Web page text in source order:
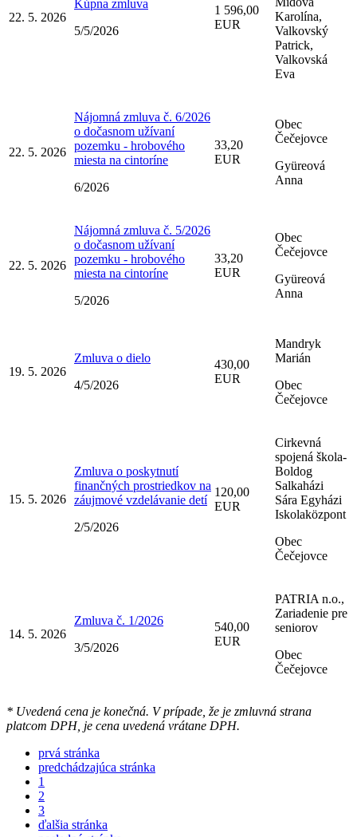
22. 5. 2026
Kúpna zmluva
5/5/2026
1 596,00
EUR
Karolína,
Valkovský
Patrick,
Valkovská
Eva
22. 5. 2026
Nájomná zmluva č. 6/2026
o dočasnom užívaní
pozemku - hrobového
miesta na cintoríne
6/2026
33,20
EUR
Obec
Čečejovce
Gyüreová
Anna
22. 5. 2026
Nájomná zmluva č. 5/2026
o dočasnom užívaní
pozemku - hrobového
miesta na cintoríne
5/2026
33,20
EUR
Obec
Čečejovce
Gyüreová
Anna
19. 5. 2026
Zmluva o dielo
4/5/2026
430,00
EUR
Mandryk
Marián
Obec
Čečejovce
15. 5. 2026
Zmluva o poskytnutí
finančných prostriedkov na
záujmové vzdelávanie detí
2/5/2026
120,00
EUR
Cirkevná
spojená škola-
Boldog
Salkaházi
Sára Egyházi
Iskolaközpont
Obec
Čečejovce
14. 5. 2026
Zmluva č. 1/2026
3/5/2026
540,00
EUR
PATRIA n.o.,
Zariadenie pre
seniorov
Obec
Čečejovce
* Uvedená cena je konečná. V prípade, že je zmluvná strana
platcom DPH, je cena uvedená vrátane DPH.
prvá stránka
predchádzajúca stránka
1
2
3
ďalšia stránka